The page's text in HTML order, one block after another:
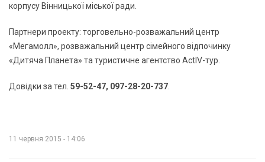
корпусу Вінницької міської ради.
Партнери проекту: торговельно-розважальний центр
«Мегамолл», розважальний центр сімейного відпочинку
«Дитяча Планета» та туристичне агентство ActIV-тур.
Довідки за тел. 59-52-47, 097-28-20-737
11 червня 2015 - 14:06